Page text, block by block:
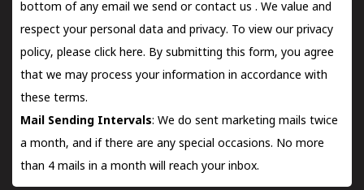
bottom of any email we send orcontact us . We value and
respect your personal data and privacy. To view our privacy
policy, please click here. By submitting this form, you agree
that we may process your information in accordance with
these terms.
Mail Sending Intervals: We do sent marketing mails twice
a month, and if there are any special occasions. No more
than 4 mails in a month will reach your inbox.